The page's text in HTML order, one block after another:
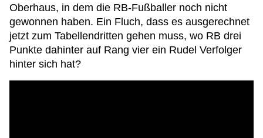
Oberhaus, in dem die RB-Fußballer noch nicht
gewonnen haben. Ein Fluch, dass es ausgerechnet
jetzt zum Tabellendritten gehen muss, wo RB drei
Punkte dahinter auf Rang vier ein Rudel Verfolger
hinter sich hat?